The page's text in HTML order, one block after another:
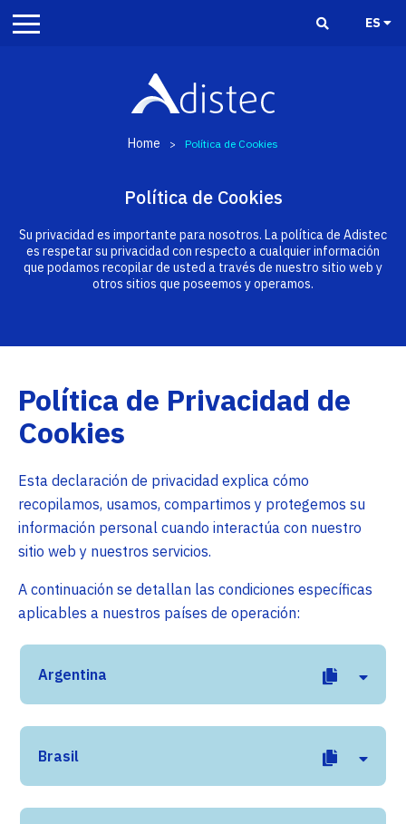
ES
Home > Política de Cookies
Política de Cookies
Su privacidad es importante para nosotros. La política de Adistec
es respetar su privacidad con respecto a cualquier información
que podamos recopilar de usted a través de nuestro sitio web y
otros sitios que poseemos y operamos.
Política de Privacidad de
Cookies
Esta declaración de privacidad explica cómo
recopilamos, usamos, compartimos y protegemos su
información personal cuando interactúa con nuestro
sitio web y nuestros servicios.
A continuación se detallan las condiciones específicas
aplicables a nuestros países de operación:
Argentina
Brasil